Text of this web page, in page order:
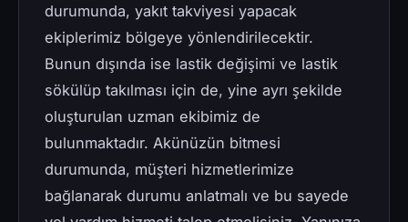
durumunda, yakıt takviyesi yapacak
ekiplerimiz bölgeye yönlendirilecektir.
Bunun dışında ise lastik değişimi ve lastik
sökülüp takılması için de, yine ayrı şekilde
oluşturulan uzman ekibimiz de
bulunmaktadır. Akünüzün bitmesi
durumunda, müşteri hizmetlerimize
bağlanarak durumu anlatmalı ve bu sayede